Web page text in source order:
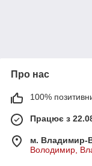
Про нас
100%
Працює з
м. Владимир-
Володимир,